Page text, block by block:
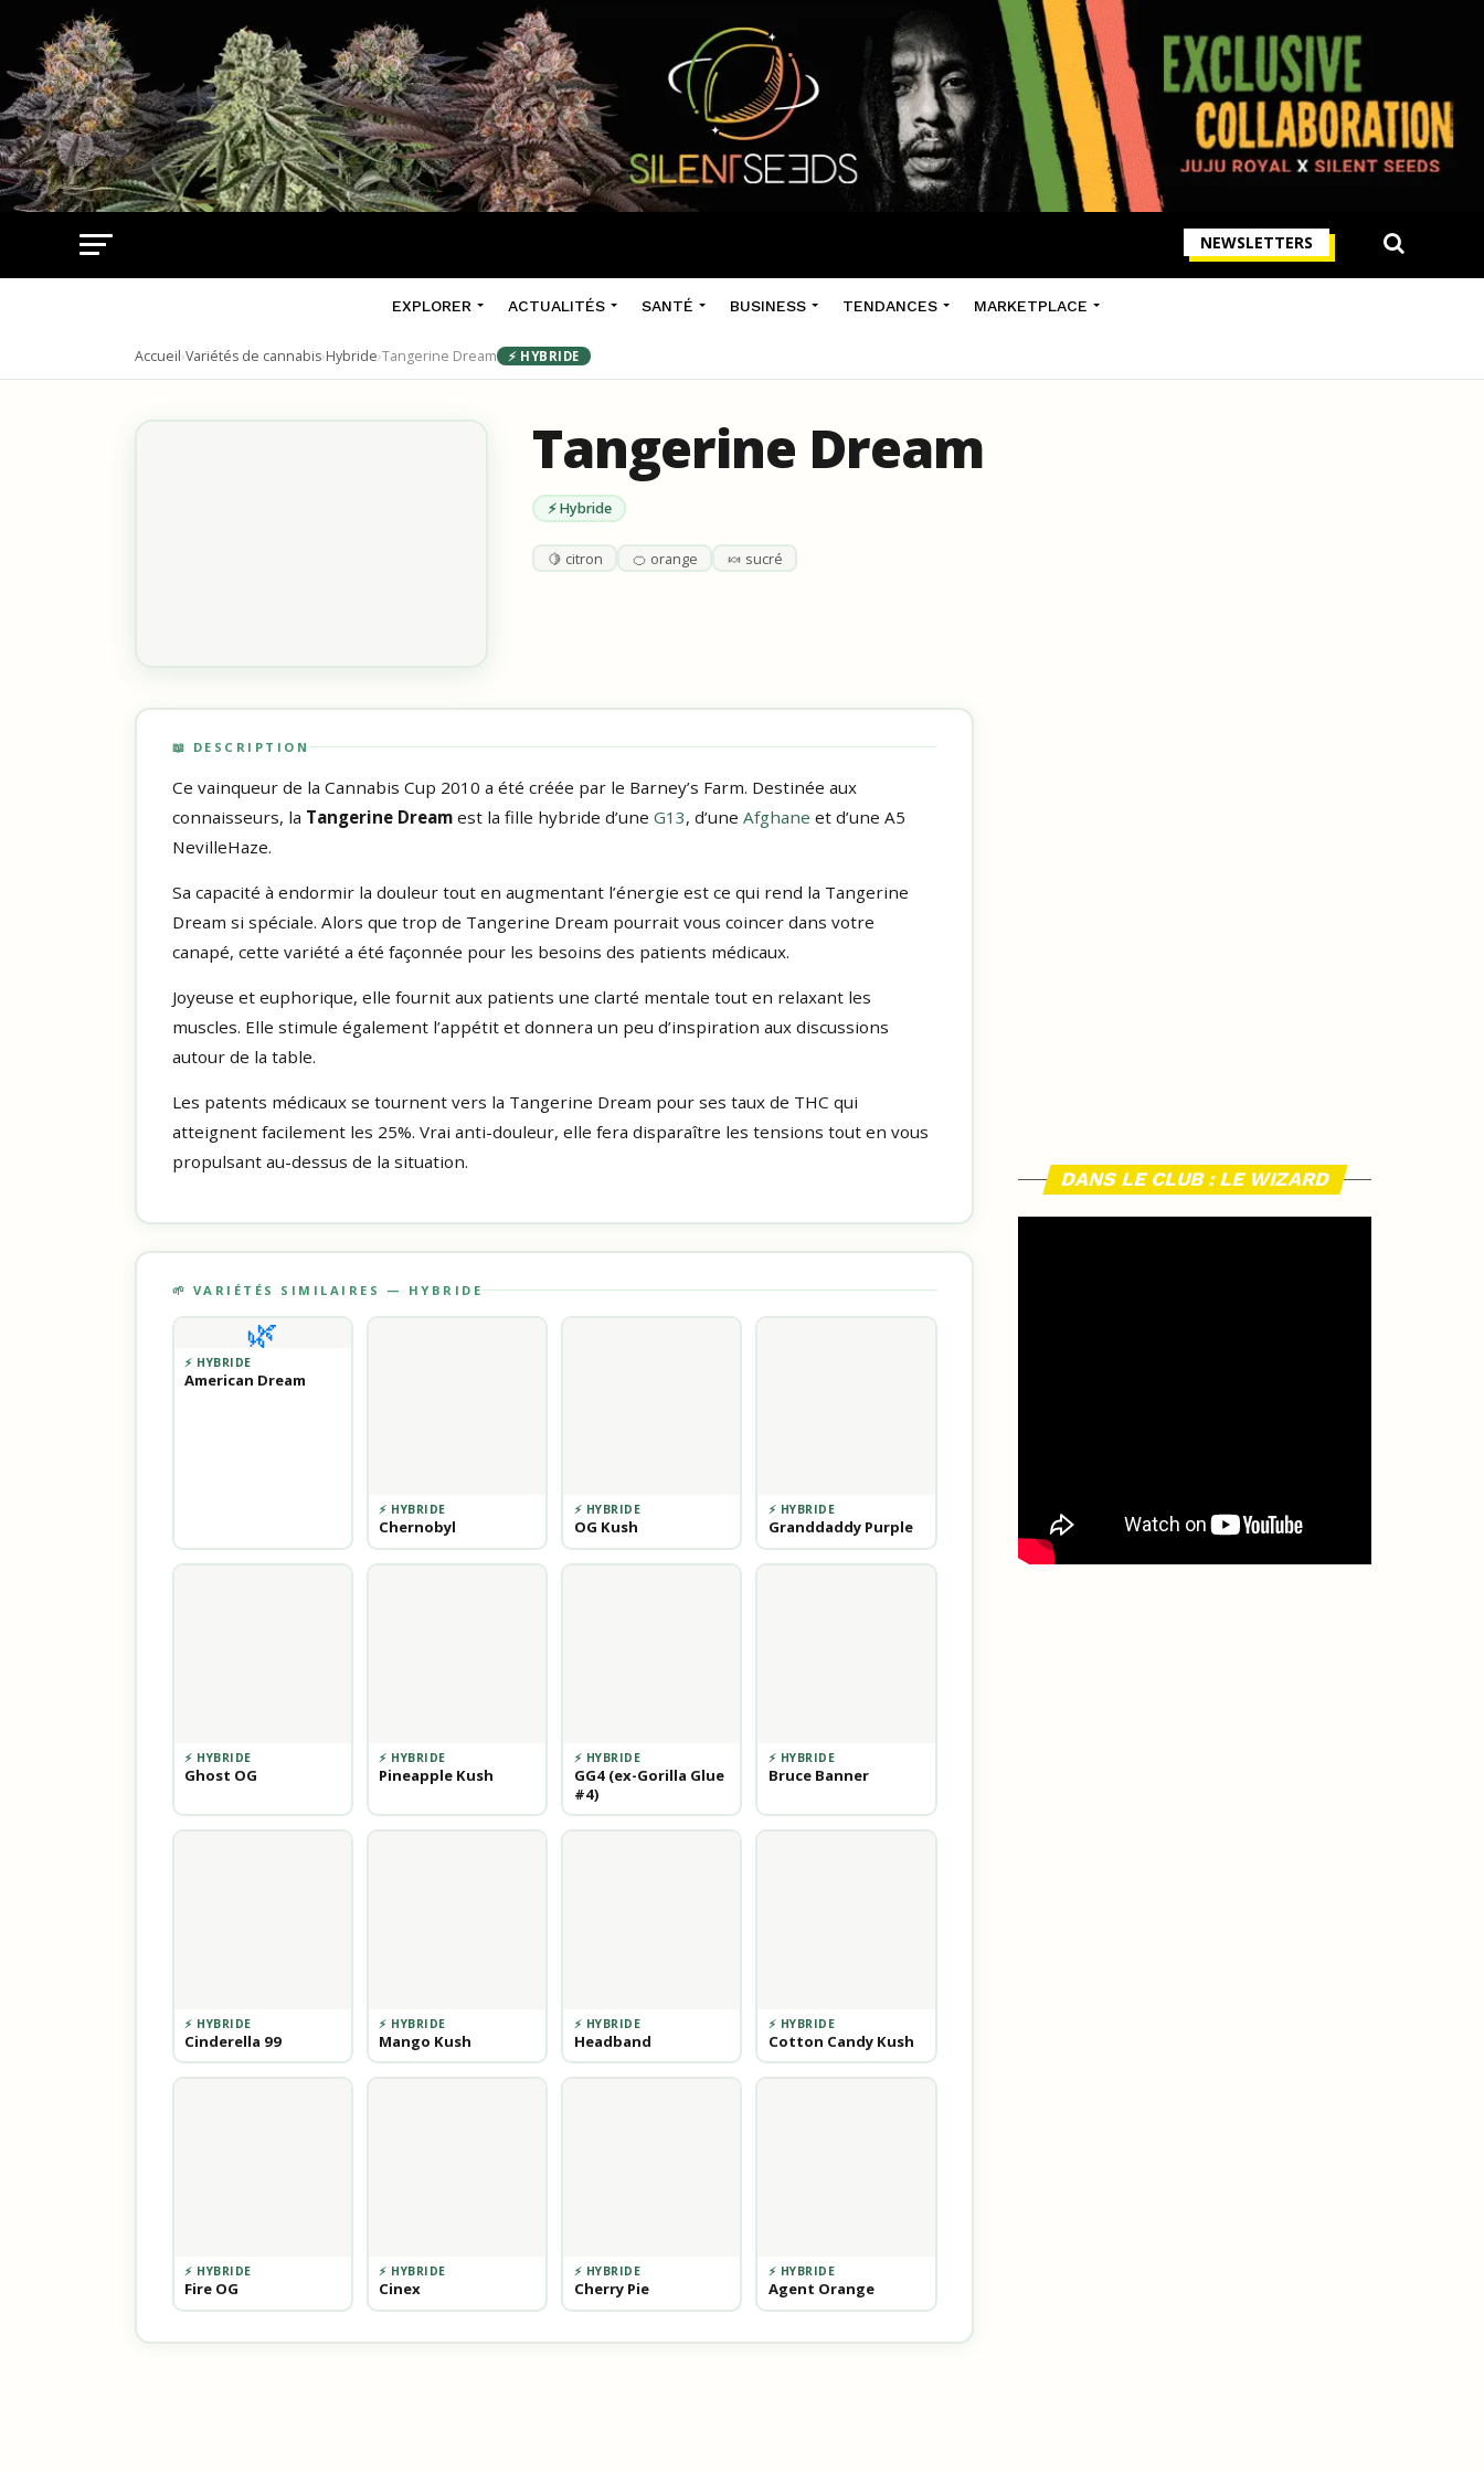
NEWSLETTERS
EXPLORER ACTUALITÉS SANTÉ BUSINESS TENDANCES MARKETPLACE
Accueil›Variétés de cannabis›Hybride›Tangerine Dream ⚡ HYBRIDE
Tangerine Dream
⚡ Hybride
🍋 citron 🍊 orange 🍬 sucré
📖 DESCRIPTION
Ce vainqueur de la Cannabis Cup 2010 a été créée par le Barney’s Farm. Destinée aux
connaisseurs, la Tangerine Dreamest la fille hybride d’une G13, d’une Afghane et d’une A5
NevilleHaze.
Sa capacité à endormir la douleur tout en augmentant l’énergie est ce qui rend la Tangerine
Dream si spéciale. Alors que trop de Tangerine Dream pourrait vous coincer dans votre
canapé, cette variété a été façonnée pour les besoins des patients médicaux.
Joyeuse et euphorique, elle fournit aux patients une clarté mentale tout en relaxant les
muscles. Elle stimule également l’appétit et donnera un peu d’inspiration aux discussions
autour de la table.
Les patents médicaux se tournent vers la Tangerine Dream pour ses taux de THC qui
atteignent facilement les 25%. Vrai anti-douleur, elle fera disparaître les tensions tout en vous
propulsant au-dessus de la situation.
🌱 VARIÉTÉS SIMILAIRES — HYBRIDE
🌿
⚡ HYBRIDE
American Dream
⚡ HYBRIDE
Chernobyl
⚡ HYBRIDE
OG Kush
⚡ HYBRIDE
Granddaddy Purple
⚡ HYBRIDE
Ghost OG
⚡ HYBRIDE
Pineapple Kush
⚡ HYBRIDE
GG4 (ex-Gorilla Glue
#4)
⚡ HYBRIDE
Bruce Banner
⚡ HYBRIDE
Cinderella 99
⚡ HYBRIDE
Mango Kush
⚡ HYBRIDE
Headband
⚡ HYBRIDE
Cotton Candy Kush
⚡ HYBRIDE
Fire OG
⚡ HYBRIDE
Cinex
⚡ HYBRIDE
Cherry Pie
⚡ HYBRIDE
Agent Orange
DANS LE CLUB : LE WIZARD